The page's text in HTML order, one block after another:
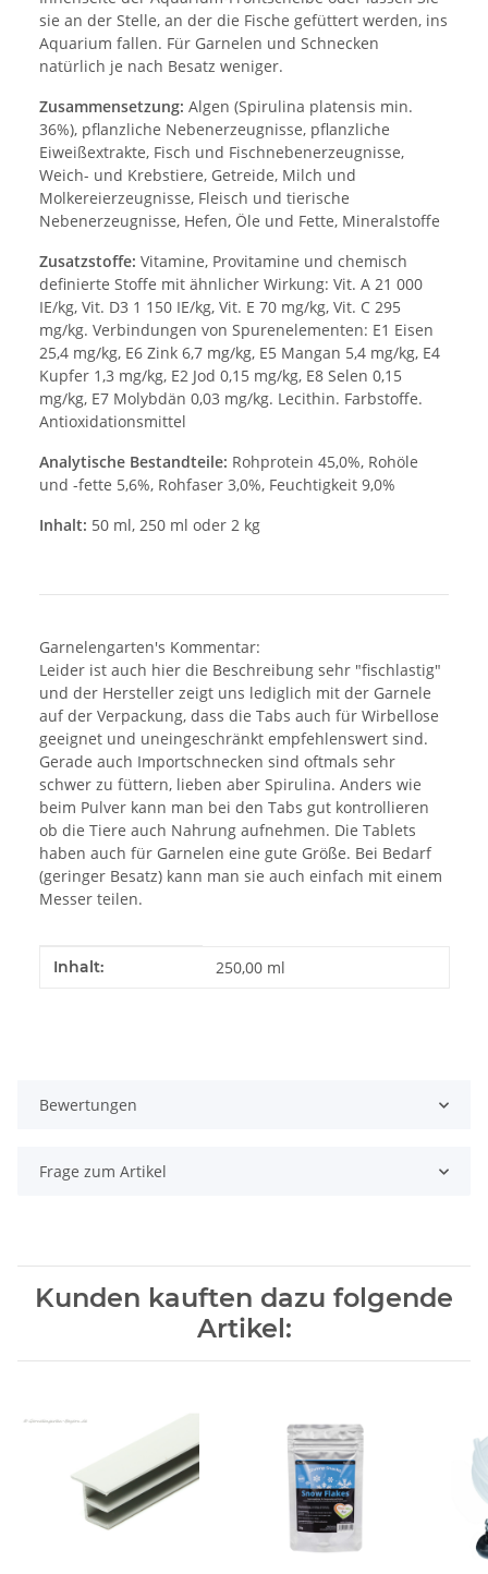
sie an der Stelle, an der die Fische gefüttert werden, ins
Aquarium fallen. Für Garnelen und Schnecken
natürlich je nach Besatz weniger.
Zusammensetzung: Algen (Spirulina platensis min.
36%), pflanzliche Nebenerzeugnisse, pflanzliche
Eiweißextrakte, Fisch und Fischnebenerzeugnisse,
Weich- und Krebstiere, Getreide, Milch und
Molkereierzeugnisse, Fleisch und tierische
Nebenerzeugnisse, Hefen, Öle und Fette, Mineralstoffe
Zusatzstoffe: Vitamine, Provitamine und chemisch
definierte Stoffe mit ähnlicher Wirkung: Vit. A 21 000
IE/kg, Vit. D3 1 150 IE/kg, Vit. E 70 mg/kg, Vit. C 295
mg/kg. Verbindungen von Spurenelementen: E1 Eisen
25,4 mg/kg, E6 Zink 6,7 mg/kg, E5 Mangan 5,4 mg/kg, E4
Kupfer 1,3 mg/kg, E2 Jod 0,15 mg/kg, E8 Selen 0,15
mg/kg, E7 Molybdän 0,03 mg/kg. Lecithin. Farbstoffe.
Antioxidationsmittel
Analytische Bestandteile: Rohprotein 45,0%, Rohöle
und -fette 5,6%, Rohfaser 3,0%, Feuchtigkeit 9,0%
Inhalt: 50 ml, 250 ml oder 2 kg
Garnelengarten's Kommentar:
Leider ist auch hier die Beschreibung sehr "fischlastig"
und der Hersteller zeigt uns lediglich mit der Garnele
auf der Verpackung, dass die Tabs auch für Wirbellose
geeignet und uneingeschränkt empfehlenswert sind.
Gerade auch Importschnecken sind oftmals sehr
schwer zu füttern, lieben aber Spirulina. Anders wie
beim Pulver kann man bei den Tabs gut kontrollieren
ob die Tiere auch Nahrung aufnehmen. Die Tablets
haben auch für Garnelen eine gute Größe. Bei Bedarf
(geringer Besatz) kann man sie auch einfach mit einem
Messer teilen.
Produkteigenschaft
Wert
Inhalt: 250,00 ml
Bewertungen
Frage zum Artikel
Kunden kauften dazu folgende
Artikel: